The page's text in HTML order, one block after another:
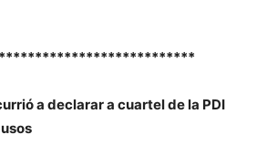
a declarar a cuartel de la PDI